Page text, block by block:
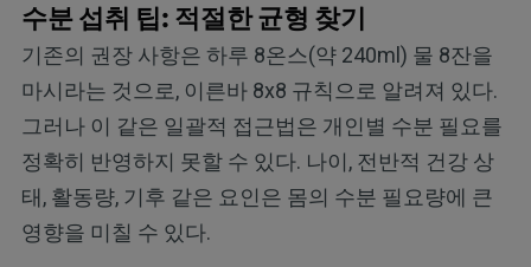
수분 섭취 팁: 적절한 균형 찾기
기존의 권장 사항은 하루 8온스(약 240ml) 물 8잔을
마시라는 것으로, 이른바 8x8 규칙으로 알려져 있다.
그러나 이 같은 일괄적 접근법은 개인별 수분 필요를
정확히 반영하지 못할 수 있다. 나이, 전반적 건강 상
태, 활동량, 기후 같은 요인은 몸의 수분 필요량에 큰
영향을 미칠 수 있다.